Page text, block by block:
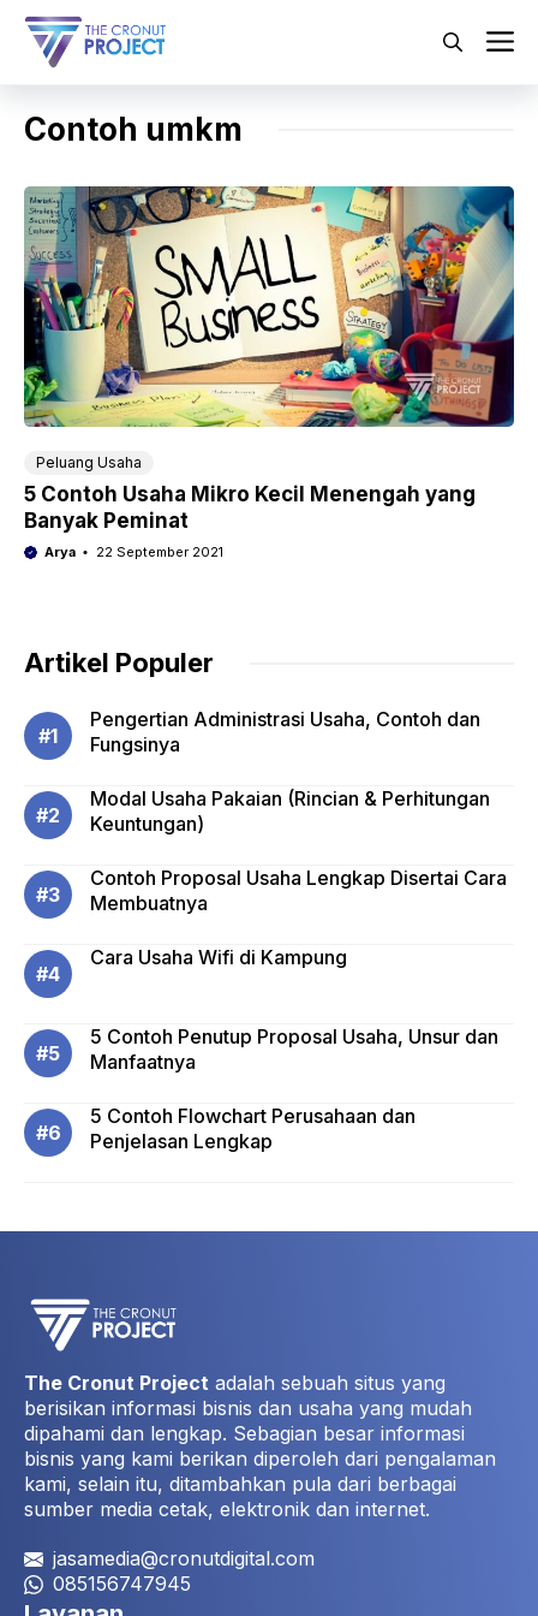
Langsung
Contoh umkm
Peluang Usaha
5 Contoh Usaha Mikro Kecil Menengah yang
Banyak Peminat
Arya 22 September 2021
Artikel Populer
Pengertian Administrasi Usaha, Contoh dan
Fungsinya
Modal Usaha Pakaian (Rincian & Perhitungan
Keuntungan)
Contoh Proposal Usaha Lengkap Disertai Cara
Membuatnya
Cara Usaha Wifi di Kampung
5 Contoh Penutup Proposal Usaha, Unsur dan
Manfaatnya
5 Contoh Flowchart Perusahaan dan
Penjelasan Lengkap
The Cronut Project adalah sebuah situs yang
berisikan informasi bisnis dan usaha yang mudah
dipahami dan lengkap. Sebagian besar informasi
bisnis yang kami berikan diperoleh dari pengalaman
kami, selain itu, ditambahkan pula dari berbagai
sumber media cetak, elektronik dan internet.
jasamedia@cronutdigital.com
085156747945